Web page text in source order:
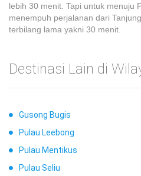
lebih 30 menit. Tapi untuk menuju
menempuh perjalanan dari
terbilang lama yakni 30 menit.
Destinasi Lain di
Gusong Bugis
Pulau Leebong
Pulau Mentikus
Pulau Seliu